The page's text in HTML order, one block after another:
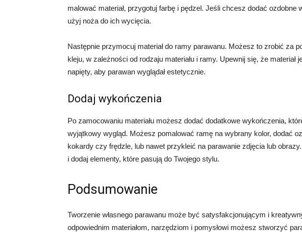
malować materiał, przygotuj farbę i pędzel. Jeśli chcesz dodać ozdobne
użyj noża do ich wycięcia.
Następnie przymocuj materiał do ramy parawanu. Możesz to zrobić za
kleju, w zależności od rodzaju materiału i ramy. Upewnij się, że materiał
napięty, aby parawan wyglądał estetycznie.
Dodaj wykończenia
Po zamocowaniu materiału możesz dodać dodatkowe wykończenia,
wyjątkowy wygląd. Możesz pomalować ramę na wybrany kolor, dodać
kokardy czy frędzle, lub nawet przykleić na parawanie zdjęcia lub
i dodaj elementy, które pasują do Twojego stylu.
Podsumowanie
Tworzenie własnego parawanu może być satysfakcjonującym i
odpowiednim materiałom, narzędziom i pomysłowi możesz stworzyć